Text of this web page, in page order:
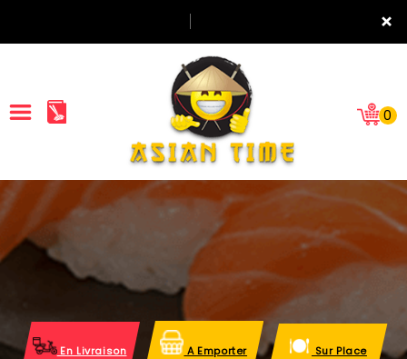
×
ACCUEIL
LA CARTE
VOS AVIS
0
En Livraison A Emporter Sur Place